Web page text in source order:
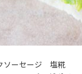
ソーセージ 塩糀